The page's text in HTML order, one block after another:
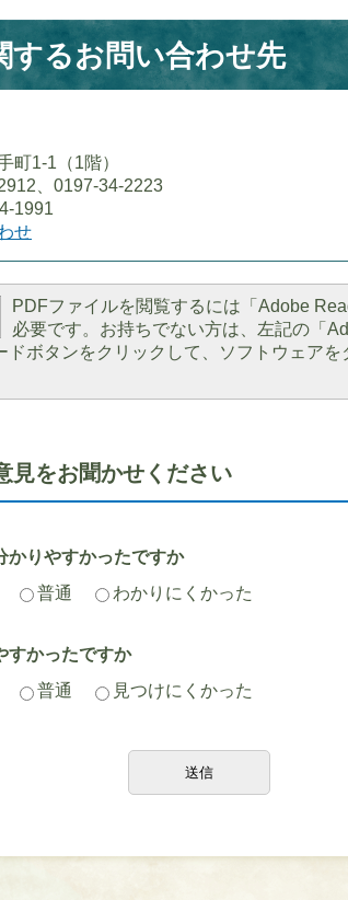
するお問い合わせ先
町1-1（1階）
、0197-34-2223
1991
せ
PDFファイルを閲覧するには「Adobe
必要です。お持ちでない方は、左記の「
ドボタンをクリックして、ソフトウェア
見をお聞かせください
かりやすかったですか
普通 わかりにくかった
すかったですか
普通 見つけにくかった